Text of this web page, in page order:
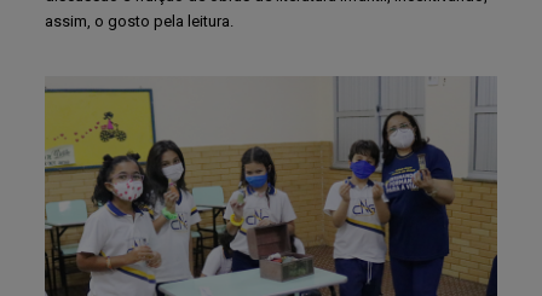
assim, o gosto pela leitura.